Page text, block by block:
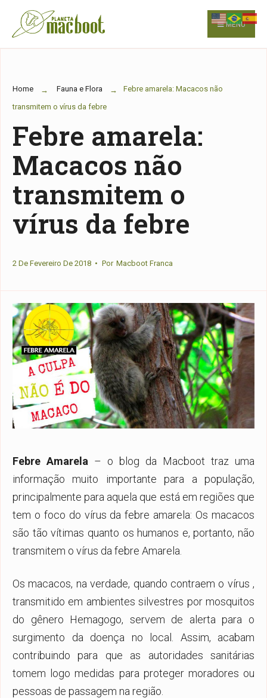
Skip
to
MENU
Home Fauna e Flora
Febre amarela: Macacos não
transmitem o vírus da febre
Febre amarela:
Macacos não
transmitem o
vírus da febre
2 De Fevereiro De 2018 • Por Macboot Franca
Febre Amarela – o blog da Macboot traz uma
informação muito importante para a população,
principalmente para aquela que está em regiões que
tem o foco do vírus da febre amarela: Os macacos
são tão vítimas quanto os humanos e, portanto, não
transmitem o vírus da febre Amarela.
Os macacos, na verdade, quando contraem o vírus ,
transmitido em ambientes silvestres por mosquitos
do gênero Hemagogo, servem de alerta para o
surgimento da doença no local. Assim, acabam
contribuindo para que as autoridades sanitárias
tomem logo medidas para proteger moradores ou
pessoas de passagem na região.